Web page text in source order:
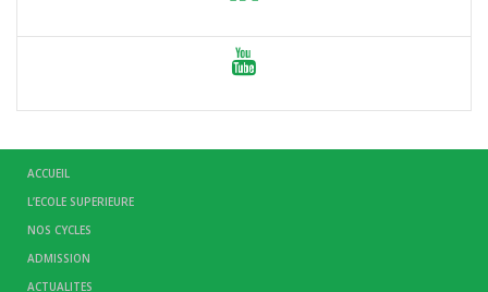
ACCUEIL
L’ECOLE SUPERIEURE
NOS CYCLES
ADMISSION
ACTUALITES